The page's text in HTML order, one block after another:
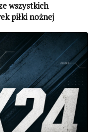
wszystkich
piłki nożnej